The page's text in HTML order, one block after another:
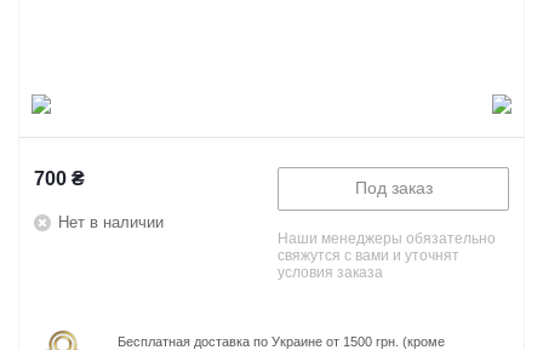
700 ₴
Нет в наличии
Под заказ
Наши менеджеры обязательно
свяжутся с вами и уточнят
условия заказа
Бесплатная доставка по Украине от 1500 грн. (кроме